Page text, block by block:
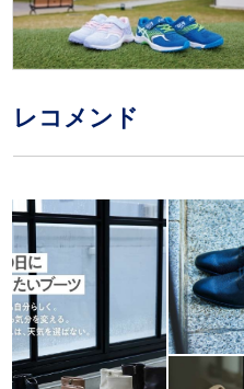
レコメンド